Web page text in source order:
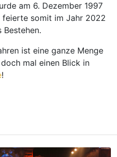
am 6. Dezember 1997
feierte somit im Jahr 2022
Bestehen.
ist eine ganze Menge
mal einen Blick in
!